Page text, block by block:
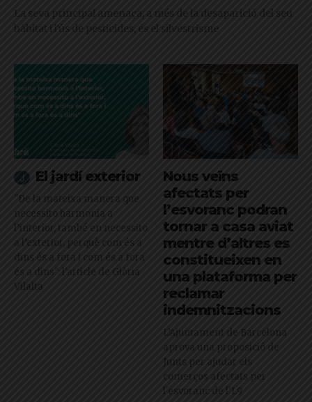
La seva principal amenaça, a més de la desaparició del seu
hàbitat i l'ús de pesticides, és el silvestrisme
El jardí exterior
"De la mateixa manera que
necessito harmonia a
l’interior, també en necessito
a l’exterior, perquè com és a
dins és a fora i com és a fora
és a dins": l'article de Glòria
Vilalta
Nous veïns
afectats per
l’esvoranc podran
tornar a casa aviat
mentre d’altres es
constitueixen en
una plataforma per
reclamar
indemnitzacions
L’Ajuntament de Barcelona
aprova una proposició de
Junts per ajudar els
comerços afectats per
l'esvoranc de l'L9